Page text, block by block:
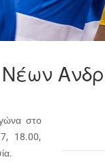
Νέων
στο
18.00,